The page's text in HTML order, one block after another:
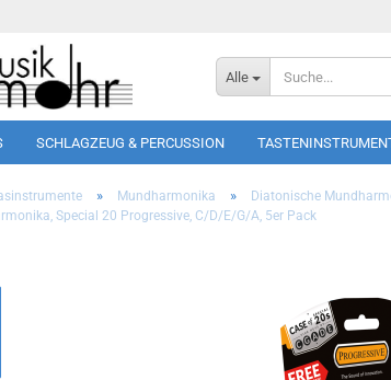
Alle
SCHLAGZEUG & PERCUSSION
» Mundharmonika » Diatonische
Special 20 Progressive, C/D/E/G/A, 5er Pack